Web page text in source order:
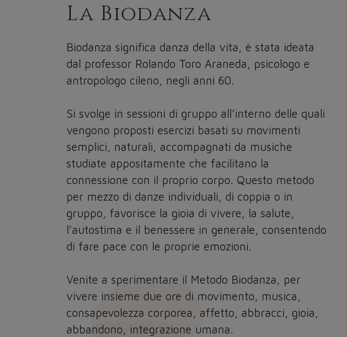
La Biodanza
Biodanza significa danza della vita, è stata ideata
dal professor Rolando Toro Araneda, psicologo e
antropologo cileno, negli anni 60.
Si svolge in sessioni di gruppo all’interno delle quali
vengono proposti esercizi basati su movimenti
semplici, naturali, accompagnati da musiche
studiate appositamente che facilitano la
connessione con il proprio corpo. Questo metodo
per mezzo di danze individuali, di coppia o in
gruppo, favorisce la gioia di vivere, la salute,
l’autostima e il benessere in generale, consentendo
di fare pace con le proprie emozioni.
Venite a sperimentare il Metodo Biodanza, per
vivere insieme due ore di movimento, musica,
consapevolezza corporea, affetto, abbracci, gioia,
abbandono, integrazione umana.